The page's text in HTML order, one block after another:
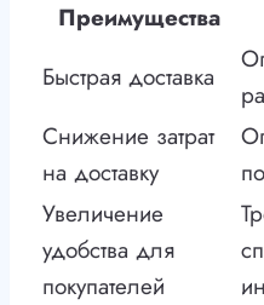
Преимущества
Быстрая доставка
Снижение затрат
на доставку
Увеличение
удобства для
покупателей